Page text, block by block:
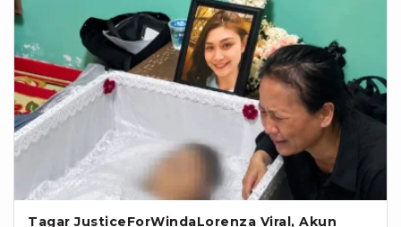
Tagar JusticeForWindaLorenza Viral, Akun